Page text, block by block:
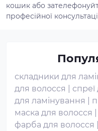
кошик або
професійної
складники для
для волосся
для ламінування
маска для волосся
фарба для волосся